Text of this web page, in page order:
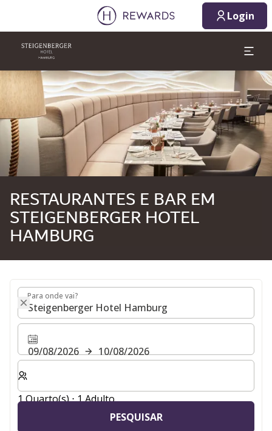
Login
Diapositivo 1 de 1
RESTAURANTES E BAR EM
STEIGENBERGER HOTEL
HAMBURG
10/08/2026
1 Quarto(s) ⋅ 1 Adulto
Para onde vai?
Para onde vai?
09/08/2026
10/08/2026
Selecionar o número de quartos e de hóspedes para a
1 Quarto(s) ⋅ 1 Adulto
PESQUISAR